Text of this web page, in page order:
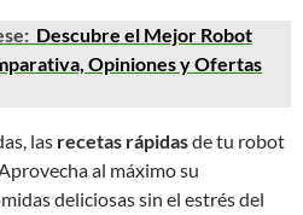
Descubre el Mejor Robot
Opiniones y Ofertas
las recetas rápidasde tu robot
al máximo su
deliciosas sin el estrés del